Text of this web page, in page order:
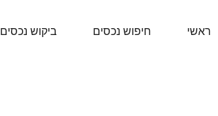
ראשי חיפוש נכסים ביקוש נכסים